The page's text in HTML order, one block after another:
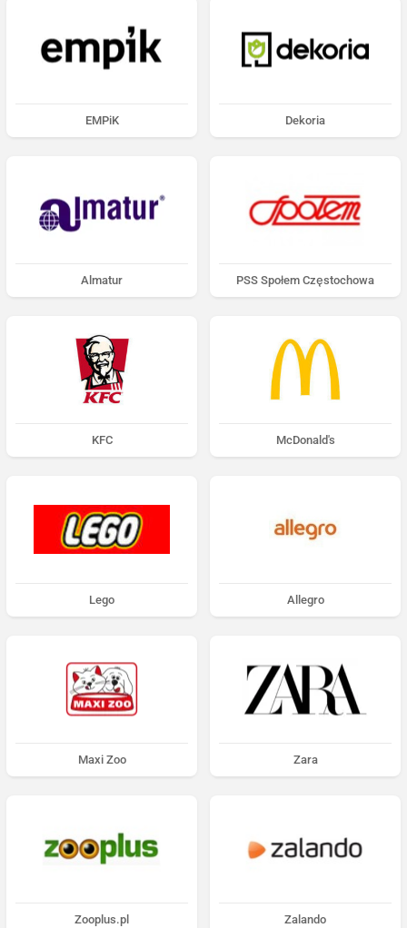
EMPiK Dekoria
Almatur PSS Społem Częstochowa
KFC McDonald's
Lego Allegro
Maxi Zoo Zara
Zooplus.pl Zalando